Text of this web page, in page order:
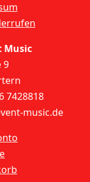
Music
9
7428818
music.de